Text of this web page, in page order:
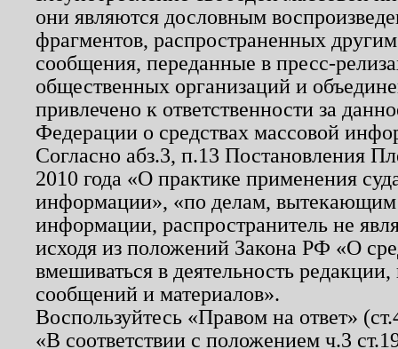
они являются дословным
фрагментов, распространенных
сообщения, переданные в пресс-
общественных организаций и
привлечено к ответственности за
Федерации о средствах массовой
Согласно абз.3, п.13 Постановления
2010 года «О практике применения
информации», «по делам, вытекающим
информации, распространитель не
исходя из положений Закона РФ «О
вмешиваться в деятельность
сообщений и материалов».
Воспользуйтесь «Правом на ответ»
«В соответствии с положением ч.3